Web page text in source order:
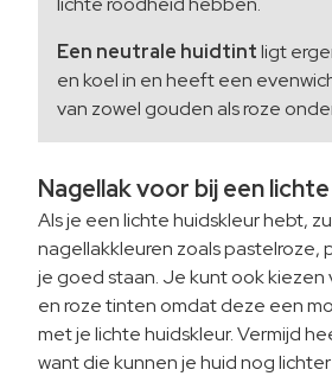
Een neutrale huidtintligt
en koel in en heeft een
van zowel gouden als roze
Nagellak voor bij een lichte
Als je een lichte huidskleur hebt,
nagellakkleuren zoals pastelroze,
je goed staan. Je kunt ook kiezen
en roze tinten omdat deze een
met je lichte huidskleur. Vermijd
want die kunnen je huid nog